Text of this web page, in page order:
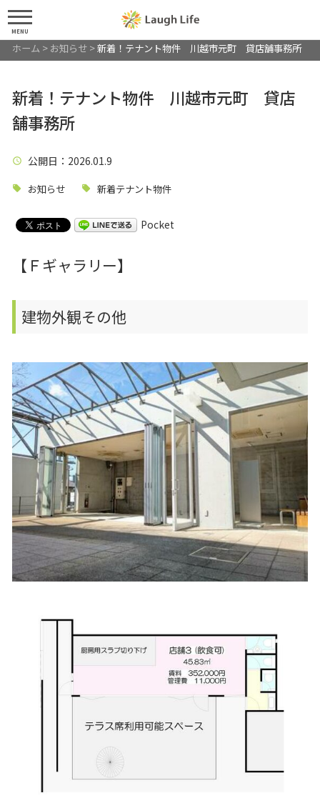
MENU
ホーム > お知らせ>新着！テナント物件 川越市元町 貸店舗事務所
新着！テナント物件 川越市元町 貸店
舗事務所
公開日 ：2026.01.9
お知らせ 新着テナント物件
Pocket
【Ｆギャラリー】
建物外観その他